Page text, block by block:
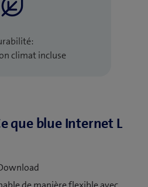
climat incluse
que blue Internet L